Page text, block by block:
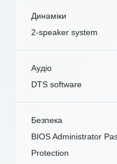
Динаміки
2-speaker system
Аудіо
DTS software
Безпека
BIOS Administrator
Protection